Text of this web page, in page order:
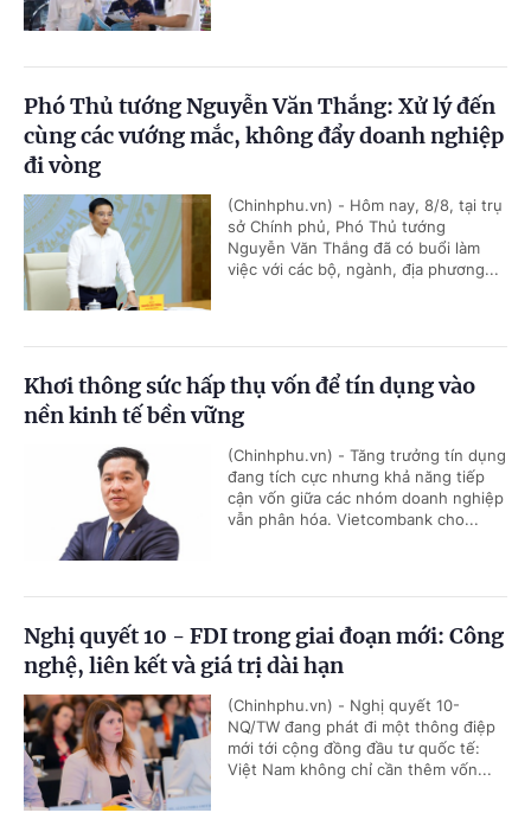
Phó Thủ tướng Nguyễn Văn Thắng: Xử lý đến
cùng các vướng mắc, không đẩy doanh nghiệp
đi vòng
(Chinhphu.vn) - Hôm nay, 8/8, tại trụ
sở Chính phủ, Phó Thủ tướng
Nguyễn Văn Thắng đã có buổi làm
việc với các bộ, ngành, địa phương...
Khơi thông sức hấp thụ vốn để tín dụng vào
nền kinh tế bền vững
(Chinhphu.vn) - Tăng trưởng tín dụng
đang tích cực nhưng khả năng tiếp
cận vốn giữa các nhóm doanh nghiệp
vẫn phân hóa. Vietcombank cho...
Nghị quyết 10 - FDI trong giai đoạn mới: Công
nghệ, liên kết và giá trị dài hạn
(Chinhphu.vn) - Nghị quyết 10-
NQ/TW đang phát đi một thông điệp
mới tới cộng đồng đầu tư quốc tế:
Việt Nam không chỉ cần thêm vốn...